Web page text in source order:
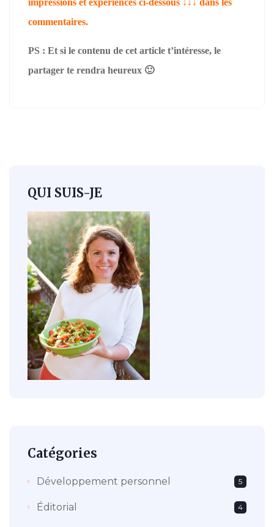
impressions et expériences ci-dessous ↓↓↓ dans les
commentaires.
PS : Et si le contenu de cet article t’intéresse, le
partager te rendra heureux 🙂
QUI SUIS-JE
Catégories
Développement personnel 5
Éditorial 4